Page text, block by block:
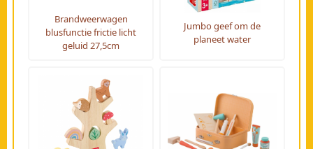
Brandweerwagen
blusfunctie frictie licht
geluid 27,5cm
Jumbo geef om de
planeet water